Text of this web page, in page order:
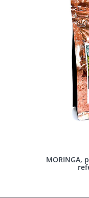
MORINGA,